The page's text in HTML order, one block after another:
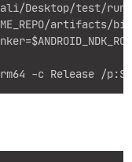
kali/Desktop/test/
artifacts/
-c Release /